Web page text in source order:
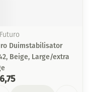
Duimstabilisator
Beige, Large/extra